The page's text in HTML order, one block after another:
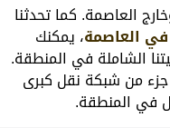
كما تحدثنا
، يمكنك
في المنطقة.
شبكة نقل كبرى
المنطقة.